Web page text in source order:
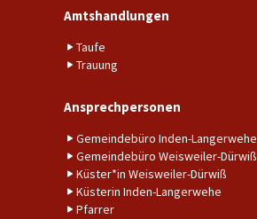
Amtshandlungen
Taufe
Trauung
Ansprechpersonen
Gemeindebüro Inden-Langerwehe
Gemeindebüro Weisweiler-Dürwiß
Küster*in Weisweiler-Dürwiß
Küsterin Inden-Langerwehe
Pfarrer